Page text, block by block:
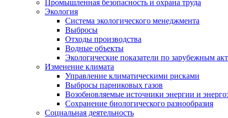
Промышленная безопасность и охрана труда
Экология
Система экологического менеджмента
Выбросы
Отходы производства
Водные объекты
Экологические показатели по зарубежным
Изменение климата
Управление климатическими рисками
Выбросы парниковых газов
Возобновляемые источники энергии и
Сохранение биологического разнообразия
Социальная деятельность